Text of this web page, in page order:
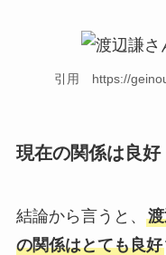
引用 https://
現在の関係は良好
結論から言うと、
の関係はとても良好